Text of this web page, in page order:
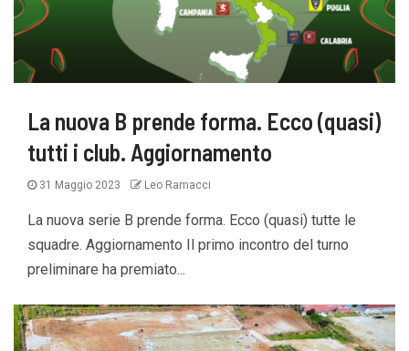
La nuova B prende forma. Ecco (quasi)
tutti i club. Aggiornamento
31 Maggio 2023 Leo Ramacci
La nuova serie B prende forma. Ecco (quasi) tutte le
squadre. Aggiornamento Il primo incontro del turno
preliminare ha premiato...